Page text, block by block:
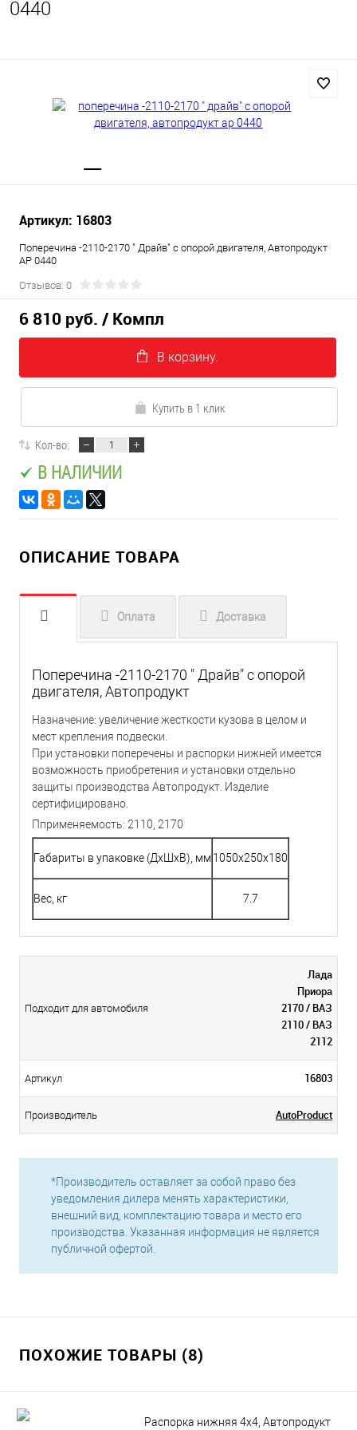
0440
Артикул: 16803
Поперечина -2110-2170 " Драйв" с опорой двигателя, Автопродукт
АР 0440
Отзывов: 0
6 810 руб. / Компл
В корзину.
Купить в 1 клик
Кол-во:
В НАЛИЧИИ
ОПИСАНИЕ ТОВАРА
Оплата Доставка
Поперечина -2110-2170 " Драйв" с опорой
двигателя, Автопродукт
Назначение: увеличение жесткости кузова в целом и
мест крепления подвески.
При установки поперечены и распорки нижней имеется
возможность приобретения и установки отдельно
защиты производства Автопродукт. Изделие
сертифицировано.
Пприменяемость: 2110, 2170
Габариты в упаковке (ДхШхВ), мм1050x250x180
Вес, кг 7.7
Подходит для автомобиля
Лада
Приора
2170 / ВАЗ
2110 / ВАЗ
2112
Артикул 16803
Производитель AutoProduct
*Производитель оставляет за собой право без
уведомления дилера менять характеристики,
внешний вид, комплектацию товара и место его
производства. Указанная информация не является
публичной офертой.
ПОХОЖИЕ ТОВАРЫ (8)
Распорка нижняя 4х4, Автопродукт